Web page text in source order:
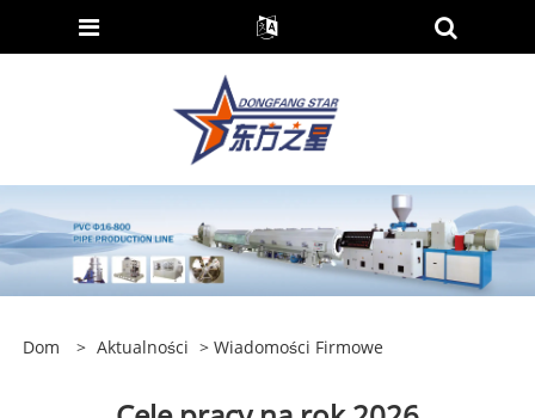
Dom > Aktualności > Wiadomości Firmowe